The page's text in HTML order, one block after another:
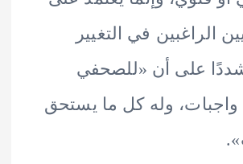
في التغيير
أن «للصحفي
وله كل ما يستحق